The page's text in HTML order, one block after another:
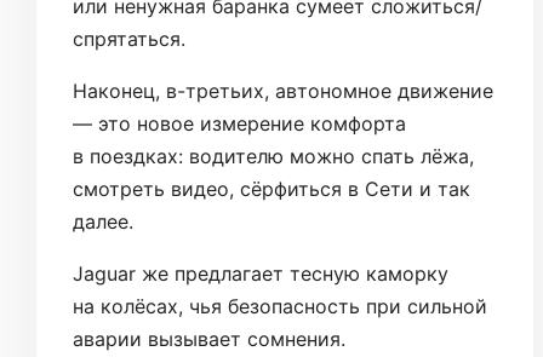
или ненужная баранка сумеет сложиться/
спрятаться.
Наконец, в-третьих, автономное движение
— это новое измерение комфорта
в поездках: водителю можно спать лёжа,
смотреть видео, сёрфиться в Сети и так
далее.
Jaguar же предлагает тесную каморку
на колёсах, чья безопасность при сильной
аварии вызывает сомнения.